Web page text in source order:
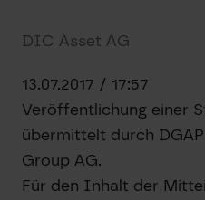
DIC Asset AG
13.07.2017 / 17:57
Veröffentlichung einer
übermittelt durch
Group AG.
Für den Inhalt der